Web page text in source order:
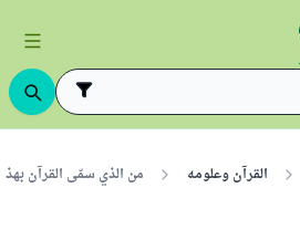
القرآن وعلومه من الذي سمّى القرآن